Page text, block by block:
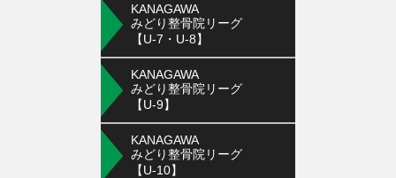
KANAGAWA
みどり整骨院リーグ
【U-7・U-8】
KANAGAWA
みどり整骨院リーグ
【U-9】
KANAGAWA
みどり整骨院リーグ
【U-10】